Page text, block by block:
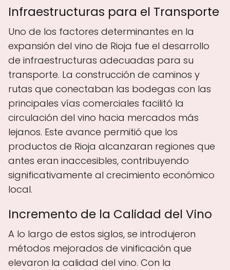
Infraestructuras para el Transporte
Uno de los factores determinantes en la
expansión del vino de Rioja fue el desarrollo
de infraestructuras adecuadas para su
transporte. La construcción de caminos y
rutas que conectaban las bodegas con las
principales vías comerciales facilitó la
circulación del vino hacia mercados más
lejanos. Este avance permitió que los
productos de Rioja alcanzaran regiones que
antes eran inaccesibles, contribuyendo
significativamente al crecimiento económico
local.
Incremento de la Calidad del Vino
A lo largo de estos siglos, se introdujeron
métodos mejorados de vinificación que
elevaron la calidad del vino. Con la